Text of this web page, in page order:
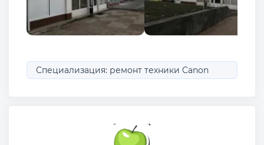
Специализация: ремонт техники Canon